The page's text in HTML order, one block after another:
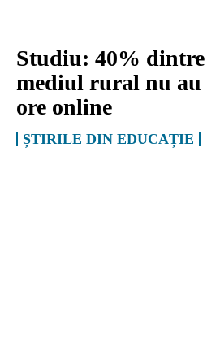
Studiu: 40%
mediul rural nu
ore online
ȘTIRILE DIN EDUCAȚIE